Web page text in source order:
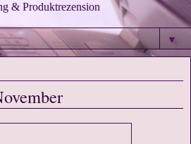
& Produktrezension
▼